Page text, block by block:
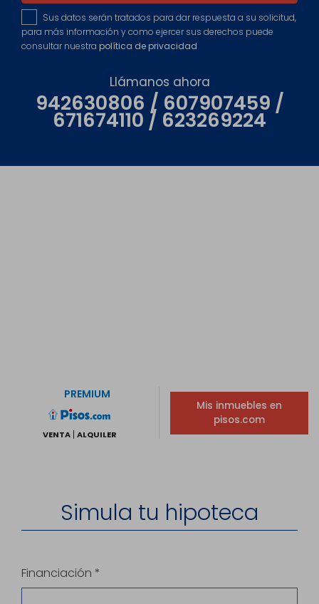
Sus datos serán tratados para dar respuesta a su solicitud,
para más información y como ejercer sus derechos puede
consultar nuestra política de privacidad
Llámanos ahora
942630806 / 607907459 /
671674110 / 623269224
PREMIUM
VENTA ALQUILER
Mis inmuebles en
pisos.com
Simula tu hipoteca
Financiación *